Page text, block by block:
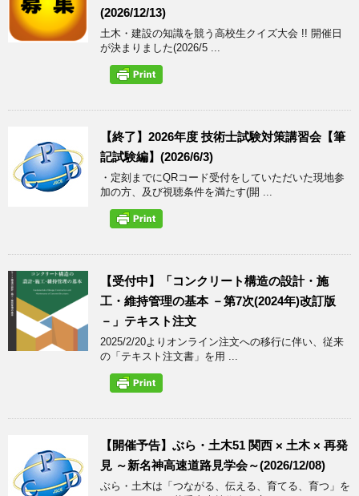
(2026/12/13)
土木・建設の知識を競う高校生クイズ大会 !! 開催日
が決まりました(2026/5 ...
【終了】2026年度 技術士試験対策講習会【筆
記試験編】(2026/6/3)
・定刻までにQRコード受付をしていただいた現地参
加の方、及び視聴条件を満たす(開 ...
【受付中】「コンクリート構造の設計・施
工・維持管理の基本 －第7次(2024年)改訂版
－」テキスト注文
2025/2/20よりオンライン注文への移行に伴い、従来
の「テキスト注文書」を用 ...
【開催予告】ぶら・土木51 関西 × 土木 × 再発
見 ～新名神高速道路見学会～(2026/12/08)
ぶら・土木は「つながる、伝える、育てる、育つ」を